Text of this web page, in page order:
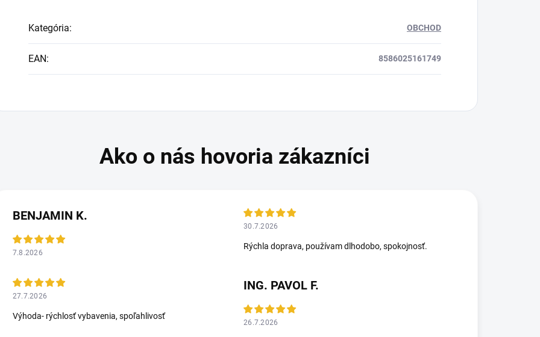
Kategória: OBCHOD
EAN: 8586025161749
BENJAMIN K.
7.8.2026
30.7.2026
Rýchla doprava, používam dlhodobo, spokojnosť.
27.7.2026
Výhoda- rýchlosť vybavenia, spoľahlivosť
ING. PAVOL F.
26.7.2026